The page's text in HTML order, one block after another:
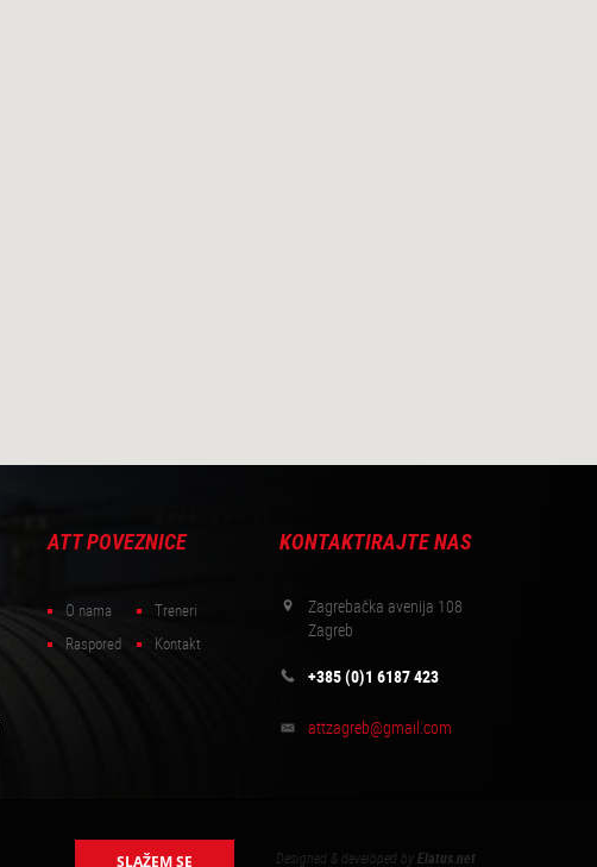
ATT POVEZNICE
O nama
Treneri
Raspored
Kontakt
KONTAKTIRAJTE NAS
Zagrebačka avenija 108
Zagreb
+385 (0)1 6187 423
attzagreb@gmail.com
Designed & developed by Elatus.net
SLAŽEM SE